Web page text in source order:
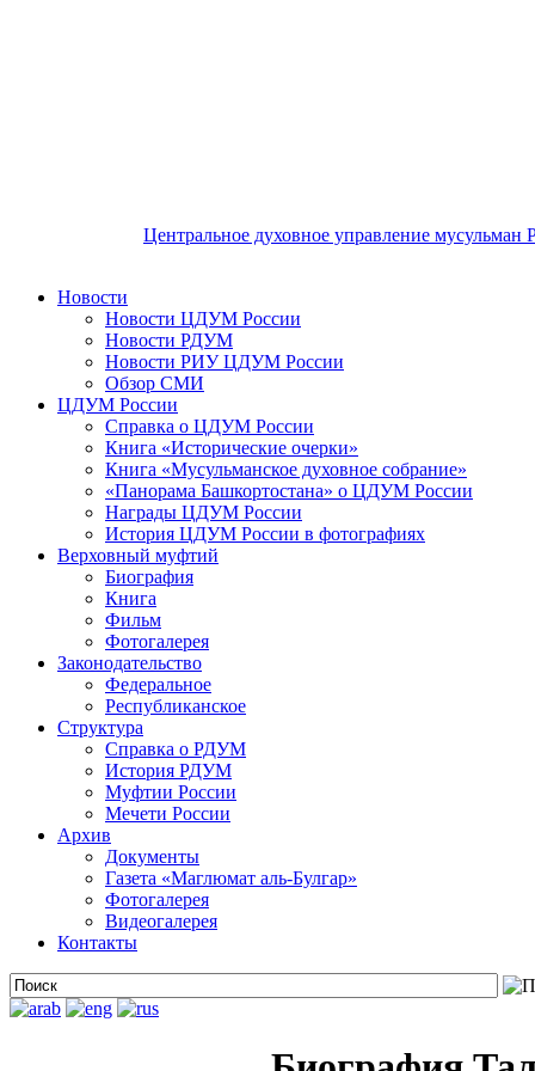
Центральное духовное управление мусульман
Новости
Новости ЦДУМ России
Новости РДУМ
Новости РИУ ЦДУМ России
Обзор СМИ
ЦДУМ России
Справка о ЦДУМ России
Книга «Исторические очерки»
Книга «Мусульманское духовное собрание»
«Панорама Башкортостана» о ЦДУМ России
Награды ЦДУМ России
История ЦДУМ России в фотографиях
Верховный муфтий
Биография
Книга
Фильм
Фотогалерея
Законодательство
Федеральное
Республиканское
Структура
Справка о РДУМ
История РДУМ
Муфтии России
Мечети России
Архив
Документы
Газета «Маглюмат аль-Булгар»
Фотогалерея
Видеогалерея
Контакты